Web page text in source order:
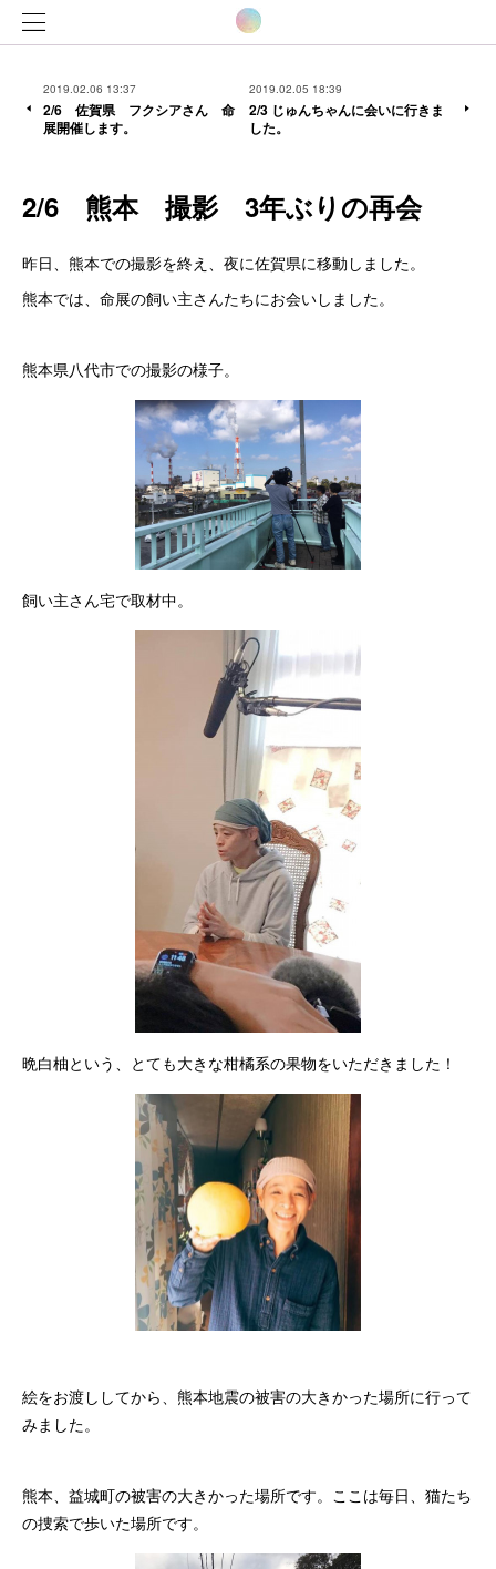
2019.02.06 13:37
2/6 佐賀県 フクシアさん 命
展開催します。
2019.02.05 18:39
2/3 じゅんちゃんに会いに行きま
した。
2/6 熊本 撮影 3年ぶりの再会
昨日、熊本での撮影を終え、夜に佐賀県に移動しました。
熊本では、命展の飼い主さんたちにお会いしました。
熊本県八代市での撮影の様子。
飼い主さん宅で取材中。
晩白柚という、とても大きな柑橘系の果物をいただきました！
絵をお渡ししてから、熊本地震の被害の大きかった場所に行って
みました。
熊本、益城町の被害の大きかった場所です。ここは毎日、猫たち
の捜索で歩いた場所です。